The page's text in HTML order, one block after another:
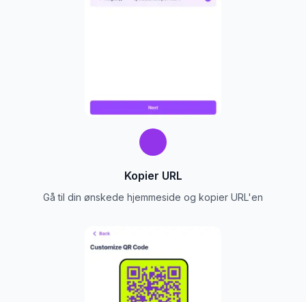
Kopier URL
Gå til din ønskede hjemmeside og kopier URL'en